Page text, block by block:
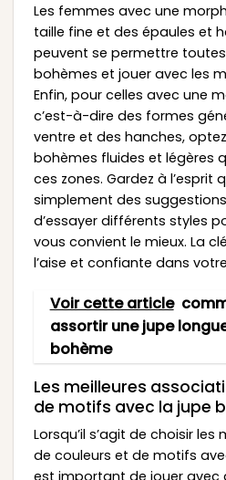
Les femmes avec une
taille fine et des épaules et
peuvent se permettre
bohèmes et jouer avec les
Enfin, pour celles avec une
c’est-à-dire des formes
ventre et des hanches,
bohèmes fluides et légères
ces zones. Gardez à l’esprit
simplement des
d’essayer différents styles
vous convient le mieux. La
l’aise et confiante dans
Voir cette article
assortir une jupe
bohème
Les meilleures
de motifs avec la jupe
Lorsqu’il s’agit de choisir
de couleurs et de motifs